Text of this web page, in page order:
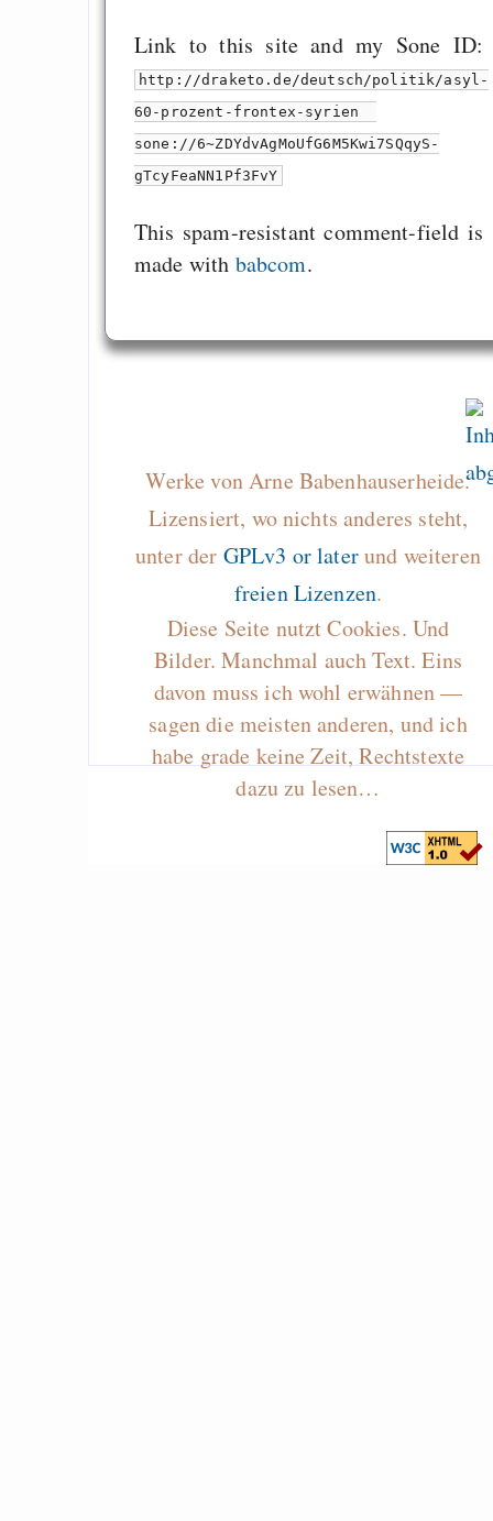
Link to this site and my Sone ID:
http://draketo.de/deutsch/politik/asyl-
60-prozent-frontex-syrien
sone://6~ZDYdvAgMoUfG6M5Kwi7SQqyS-
gTcyFeaNN1Pf3FvY
This spam-resistant comment-field is
made with babcom.
Werke von Arne Babenhauserheide.
Lizensiert, wo nichts anderes steht,
unter der GPLv3 or laterund weiteren
freien Lizenzen.
Diese Seite nutzt Cookies. Und
Bilder. Manchmal auch Text. Eins
davon muss ich wohl erwähnen —
sagen die meisten anderen, und ich
habe grade keine Zeit, Rechtstexte
dazu zu lesen…